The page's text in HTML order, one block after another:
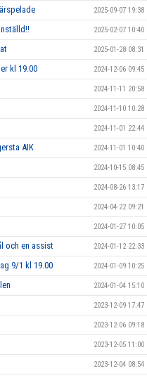
2025-09-07 19:38
2025-02-07 10:40
2025-01-28 08:31
kl 19.00 2024-12-06 09:45
2024-11-11 20:58
2024-11-10 10:28
2024-11-01 22:44
AIK 2024-11-01 10:40
2024-10-15 08:45
2024-08-26 13:17
2024-04-22 09:21
2024-01-27 10:05
och en assist 2024-01-12 22:33
9/1 kl 19.00 2024-01-09 10:25
2024-01-04 15:10
2023-12-09 17:47
2023-12-06 09:18
2023-12-05 11:00
2023-12-04 08:54